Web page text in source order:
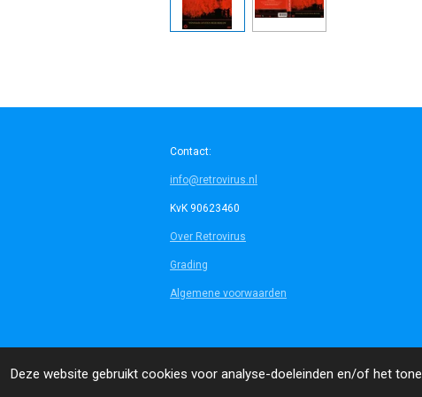
Deze website gebruikt cookies voor analyse-doeleinden en/of het
Contact:
info@retrovirus.nl
KvK 90623460
Over Retrovirus
Grading
Algemene voorwaarden